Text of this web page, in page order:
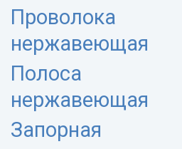
Проволока
нержавеющая
Полоса
нержавеющая
Запорная